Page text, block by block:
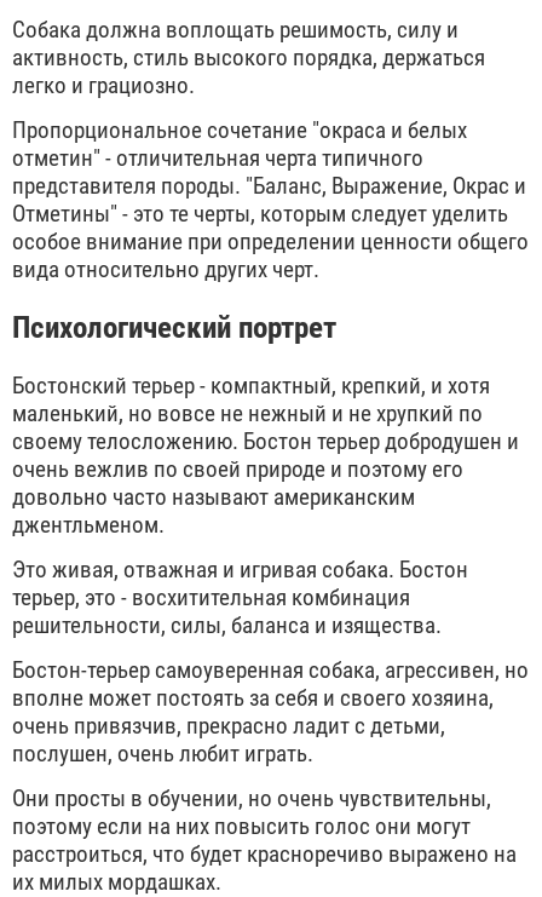
Собака должна воплощать решимость, силу и
активность, стиль высокого порядка, держаться
легко и грациозно.
Пропорциональное сочетание "окраса и белых
отметин" - отличительная черта типичного
представителя породы. "Баланс, Выражение, Окрас и
Отметины" - это те черты, которым следует уделить
особое внимание при определении ценности общего
вида относительно других черт.
Психологический портрет
Бостонский терьер - компактный, крепкий, и хотя
маленький, но вовсе не нежный и не хрупкий по
своему телосложению. Бостон терьер добродушен и
очень вежлив по своей природе и поэтому его
довольно часто называют американским
джентльменом.
Это живая, отважная и игривая собака. Бостон
терьер, это - восхитительная комбинация
решительности, силы, баланса и изящества.
Бостон-терьер самоуверенная собака, агрессивен, но
вполне может постоять за себя и своего хозяина,
очень привязчив, прекрасно ладит с детьми,
послушен, очень любит играть.
Они просты в обучении, но очень чувствительны,
поэтому если на них повысить голос они могут
расстроиться, что будет красноречиво выражено на
их милых мордашках.